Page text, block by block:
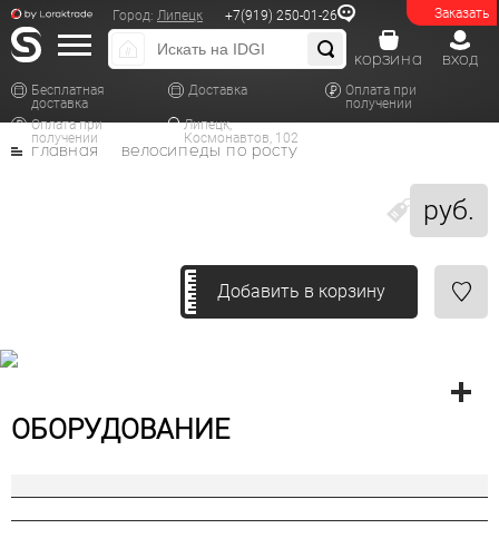
Заказать
Город: Липецк +7(919) 250-01-26
Бесплатная
доставка
Доставка
Оплата при
получении
Оплата при
получении
Липецк,
Космонавтов, 102
вход
корзина
руб.
главная велосипеды по росту
Добавить в корзину
ОБОРУДОВАНИЕ